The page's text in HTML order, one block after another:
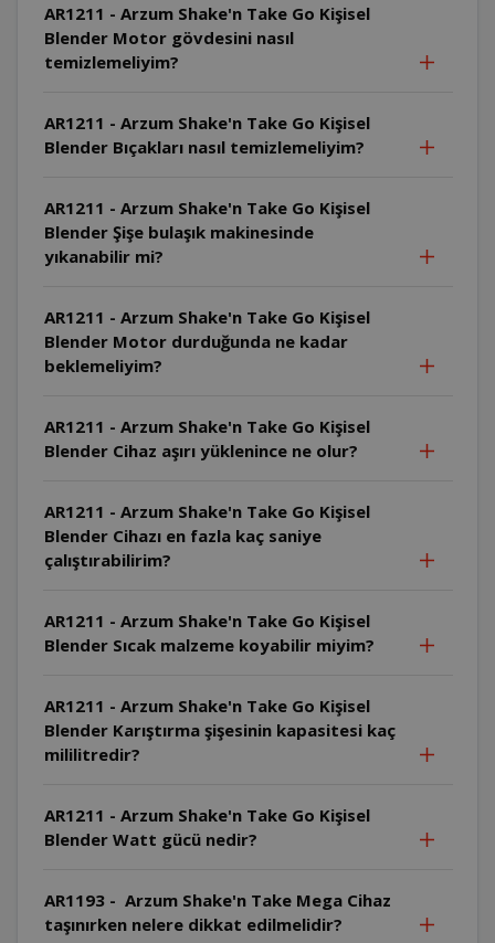
AR1211 - Arzum Shake'n Take Go Kişisel
Blender Motor gövdesini nasıl
temizlemeliyim?
AR1211 - Arzum Shake'n Take Go Kişisel
Blender Bıçakları nasıl temizlemeliyim?
AR1211 - Arzum Shake'n Take Go Kişisel
Blender Şişe bulaşık makinesinde
yıkanabilir mi?
AR1211 - Arzum Shake'n Take Go Kişisel
Blender Motor durduğunda ne kadar
beklemeliyim?
AR1211 - Arzum Shake'n Take Go Kişisel
Blender Cihaz aşırı yüklenince ne olur?
AR1211 - Arzum Shake'n Take Go Kişisel
Blender Cihazı en fazla kaç saniye
çalıştırabilirim?
AR1211 - Arzum Shake'n Take Go Kişisel
Blender Sıcak malzeme koyabilir miyim?
AR1211 - Arzum Shake'n Take Go Kişisel
Blender Karıştırma şişesinin kapasitesi kaç
mililitredir?
AR1211 - Arzum Shake'n Take Go Kişisel
Blender Watt gücü nedir?
AR1193 - Arzum Shake'n Take Mega Cihaz
taşınırken nelere dikkat edilmelidir?